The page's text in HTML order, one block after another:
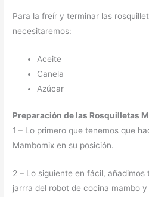
Para la freír y terminar las
necesitaremos:
Aceite
Canela
Azúcar
Preparación de las Rosquilletas
1 – Lo primero que tenemos que
Mambomix en su posición.
2 – Lo siguiente en fácil, añadimos
jarrra del robot de cocina mambo